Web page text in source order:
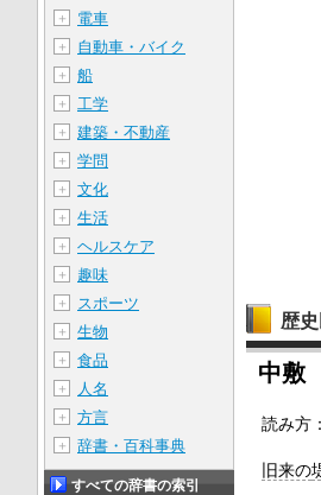
歴
中敷
読み方：
旧来の
＋ 電車
＋ 自動車・バイク
＋ 船
＋ 工学
＋ 建築・不動産
＋ 学問
＋ 文化
＋ 生活
＋ ヘルスケア
＋ 趣味
＋ スポーツ
＋ 生物
＋ 食品
＋ 人名
＋ 方言
＋ 辞書・百科事典
すべての辞書の索引